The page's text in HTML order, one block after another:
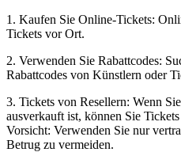
1. Kaufen Sie Online-Tickets:
Tickets vor Ort.
2. Verwenden Sie Rabattcodes:
Rabattcodes von Künstlern oder
3. Tickets von Resellern: Wenn
ausverkauft ist, können Sie
Vorsicht: Verwenden Sie nur
Betrug zu vermeiden.